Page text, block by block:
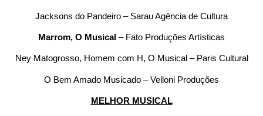
Jacksons do Pandeiro – Sarau Agência de Cultura
Marrom, O Musical – Fato Produções Artísticas
Ney Matogrosso, Homem com H, O Musical – Paris Cultural
O Bem Amado Musicado – Velloni Produções
MELHOR MUSICAL